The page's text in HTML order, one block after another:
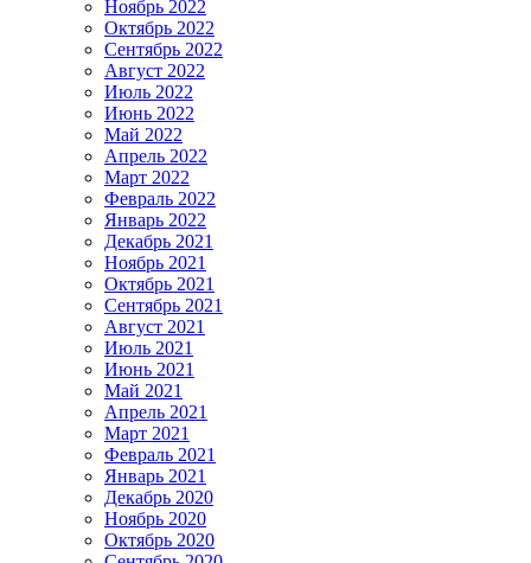
Ноябрь 2022
Октябрь 2022
Сентябрь 2022
Август 2022
Июль 2022
Июнь 2022
Май 2022
Апрель 2022
Март 2022
Февраль 2022
Январь 2022
Декабрь 2021
Ноябрь 2021
Октябрь 2021
Сентябрь 2021
Август 2021
Июль 2021
Июнь 2021
Май 2021
Апрель 2021
Март 2021
Февраль 2021
Январь 2021
Декабрь 2020
Ноябрь 2020
Октябрь 2020